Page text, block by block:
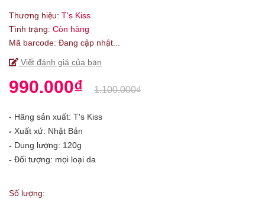
Thương hiệu: T's Kiss
Tình trạng: Còn hàng
Mã barcode: Đang cập nhật...
Viết đánh giá của bạn
990.000₫ 1.100.000₫
- Hãng sản xuất: T's Kiss
- Xuất xứ: Nhật Bản
- Dung lượng: 120g
- Đối tượng: mọi loại da
Số lượng: